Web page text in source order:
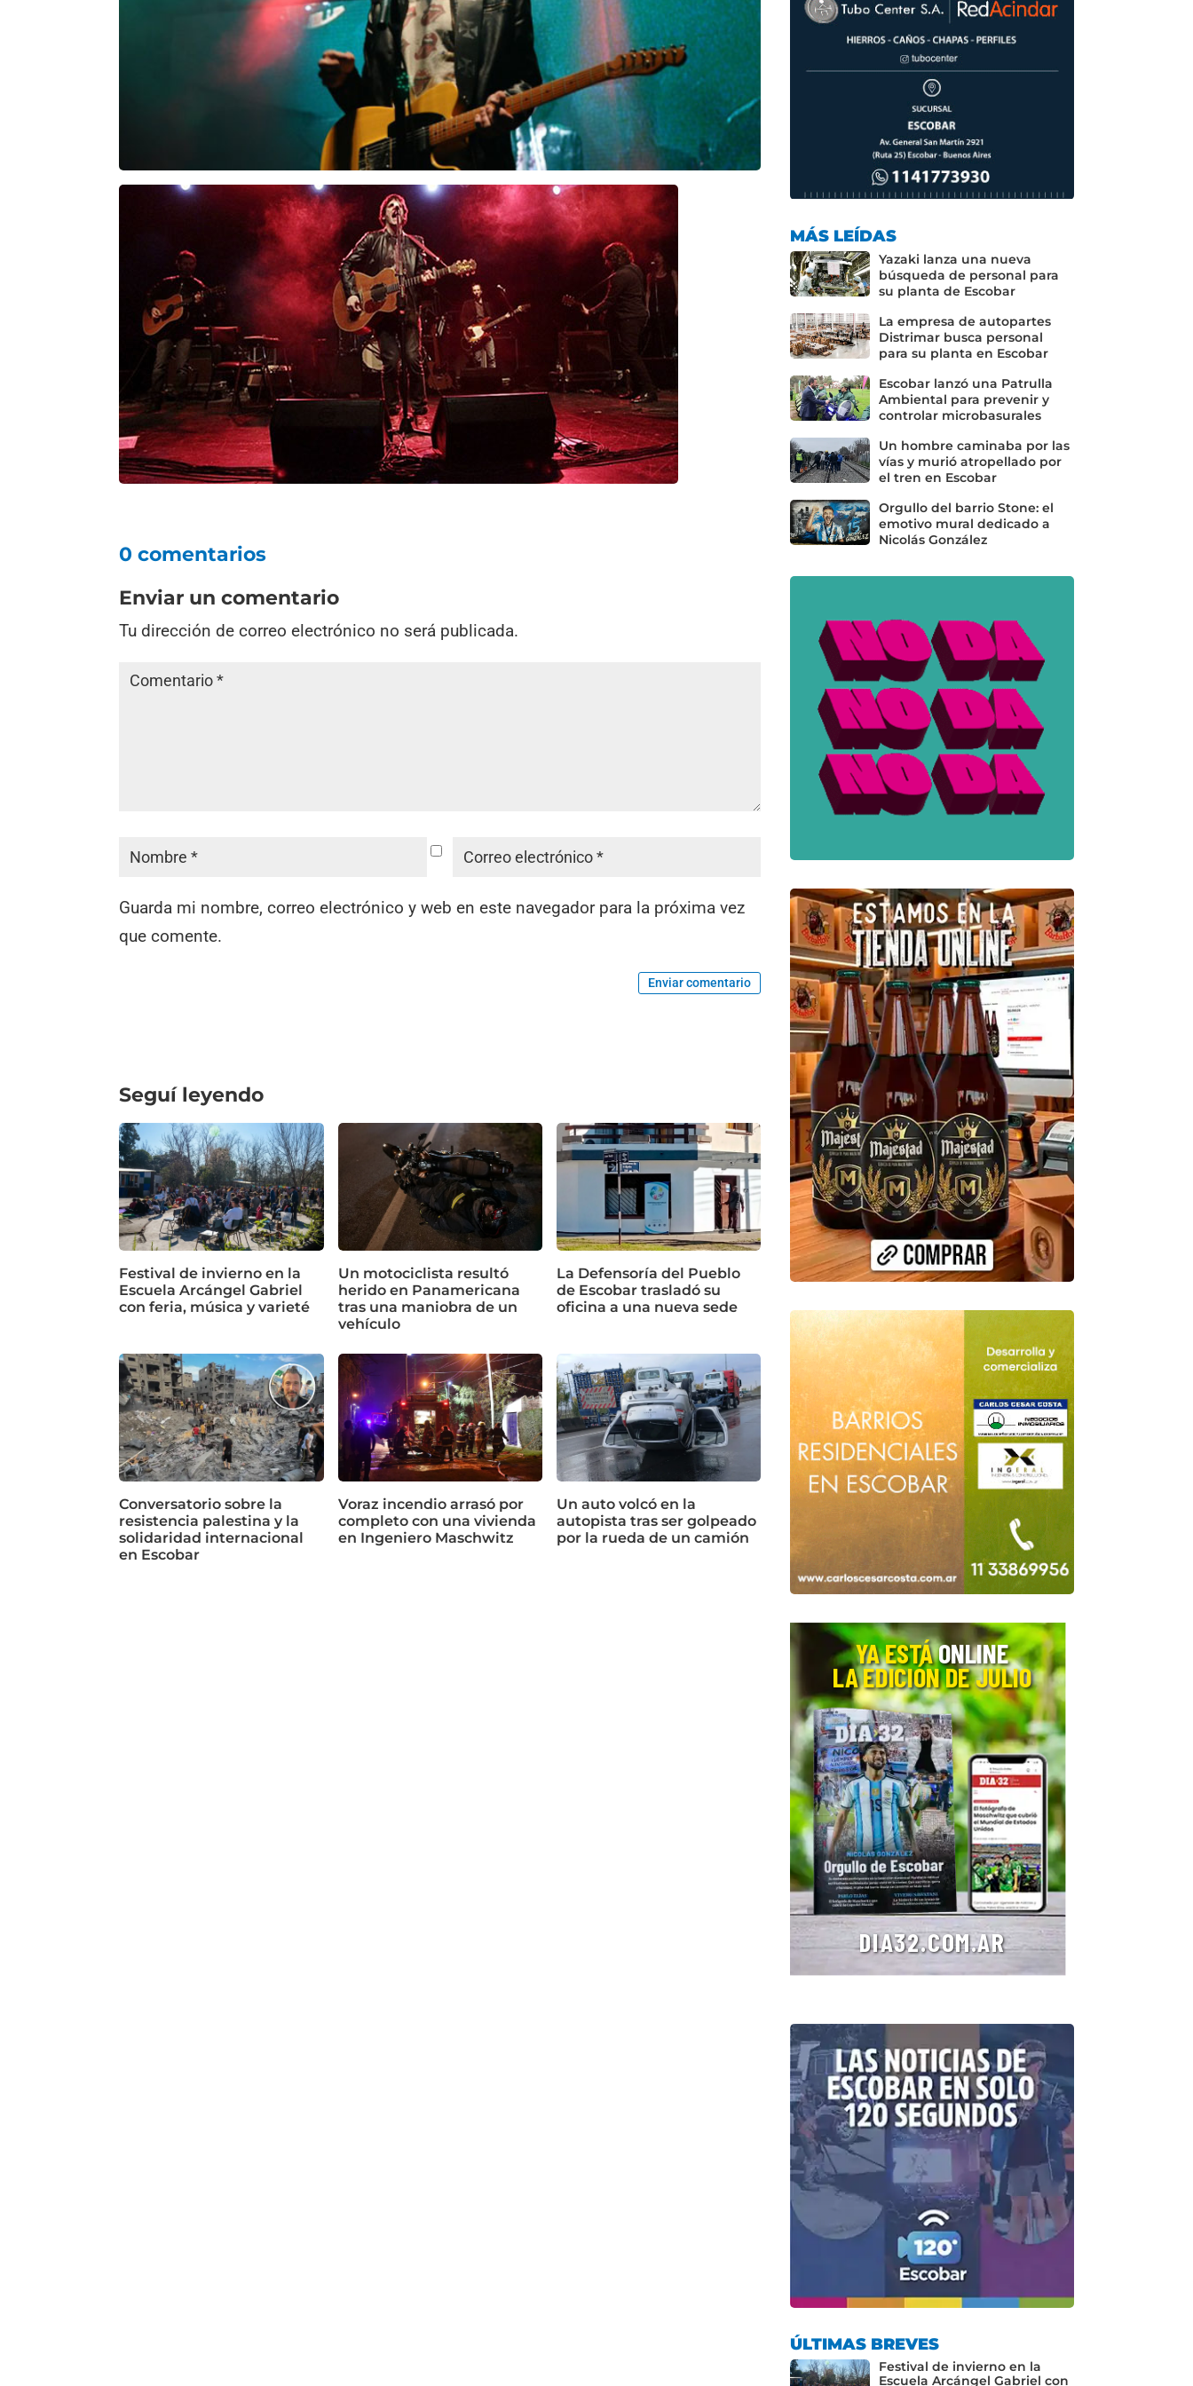
0 comentarios
Enviar un comentario
Tu dirección de correo electrónico no será publicada.
Guarda mi nombre, correo electrónico y web en este navegador para la próxima vez
que comente.
Enviar comentario
Seguí leyendo
Festival de invierno en la
Escuela Arcángel Gabriel
con feria, música y varieté
Un motociclista resultó
herido en Panamericana
tras una maniobra de un
vehículo
La Defensoría del Pueblo
de Escobar trasladó su
oficina a una nueva sede
Conversatorio sobre la
resistencia palestina y la
solidaridad internacional
en Escobar
Voraz incendio arrasó por
completo con una vivienda
en Ingeniero Maschwitz
Un auto volcó en la
autopista tras ser golpeado
por la rueda de un camión
MÁS LEÍDAS
Yazaki lanza una nueva
búsqueda de personal para
su planta de Escobar
La empresa de autopartes
Distrimar busca personal
para su planta en Escobar
Escobar lanzó una Patrulla
Ambiental para prevenir y
controlar microbasurales
Un hombre caminaba por las
vías y murió atropellado por
el tren en Escobar
Orgullo del barrio Stone: el
emotivo mural dedicado a
Nicolás González
ÚLTIMAS BREVES
Festival de invierno en la
Escuela Arcángel Gabriel con